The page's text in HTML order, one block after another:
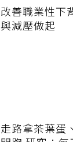
改善職業性下
與減壓做起
走路拿茶葉蛋